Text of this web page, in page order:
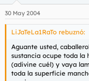
30 May 2004
LiJaTeLa1RaTo rebuznó:
Aguante usted,
sustancia ocupe toda la
(adivine cuél) y vaya
toda la superficie